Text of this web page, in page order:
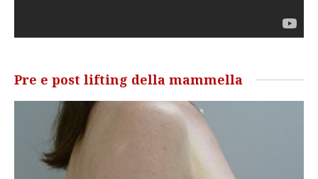
Pre e post lifting della mammella